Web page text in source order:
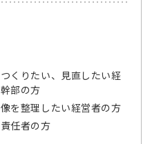
くりたい、見直したい経
部の方
を整理したい経営者の方
任者の方